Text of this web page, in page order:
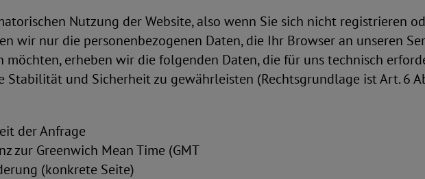
Nutzung der Website, also wenn Sie sich nicht registrieren
wir nur die personenbezogenen Daten, die Ihr Browser an unseren
möchten, erheben wir die folgenden Daten, die für uns technisch
Stabilität und Sicherheit zu gewährleisten (Rechtsgrundlage ist Art. 6
der Anfrage
zur Greenwich Mean Time (GMT
(konkrete Seite)